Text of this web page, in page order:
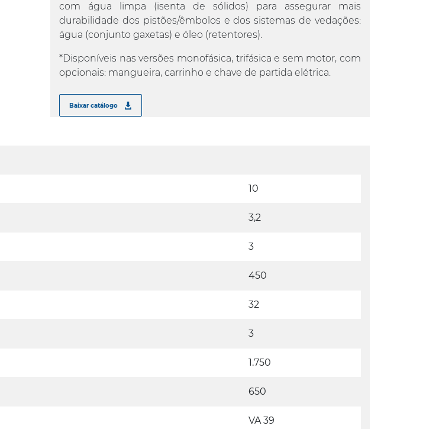
com água limpa (isenta de sólidos) para assegurar mais
durabilidade dos pistões/êmbolos e dos sistemas de vedações:
água (conjunto gaxetas) e óleo (retentores).
*Disponíveis nas versões monofásica, trifásica e sem motor, com
opcionais: mangueira, carrinho e chave de partida elétrica.
Baixar catálogo
10
3,2
3
450
32
3
1.750
650
VA 39